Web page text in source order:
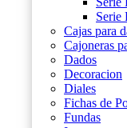
Serie
Cajas para
Cajoneras
Dados
Decoracion
Diales
Fichas de
Fundas